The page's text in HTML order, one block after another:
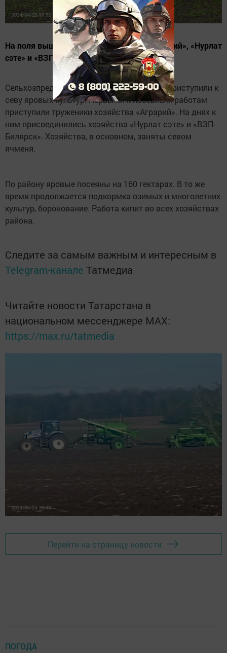
На поля вышли труженики хозяйств «Аграрий», «Нурлат
сэте» и «ВЗП-Билярск».
Сельхозпредприятия Нурлатского района приступили к
севу яровых культур. Первыми к посевным работам
приступили труженики хозяйства «Аграрий». На днях к
ним присоединились хозяйства «Нурлат сэте» и «ВЗП-
Билярск». Хозяйства, в основном, заняты севом
ячменя.
По району яровые посеяны на 160 гектарах. В то же
время продолжается подкормка озимых и многолетних
культур, боронование. Работа кипит во всех хозяйствах
района.
Следите за самым важным и интересным в
Telegram-канале Татмедиа
Читайте новости Татарстана в
национальном мессенджере MАХ:
https://max.ru/tatmedia
Перейти на страницу новости
ПОГОДА